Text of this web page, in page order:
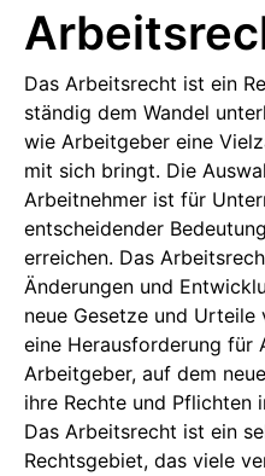
Das Arbeitsrecht ist ein
ständig dem Wandel
wie Arbeitgeber eine
mit sich bringt. Die
Arbeitnehmer ist für
entscheidender
erreichen. Das
Änderungen und
neue Gesetze und
eine Herausforderung für
Arbeitgeber, auf dem
ihre Rechte und Pflichten
Das Arbeitsrecht ist ein
Rechtsgebiet, das viele